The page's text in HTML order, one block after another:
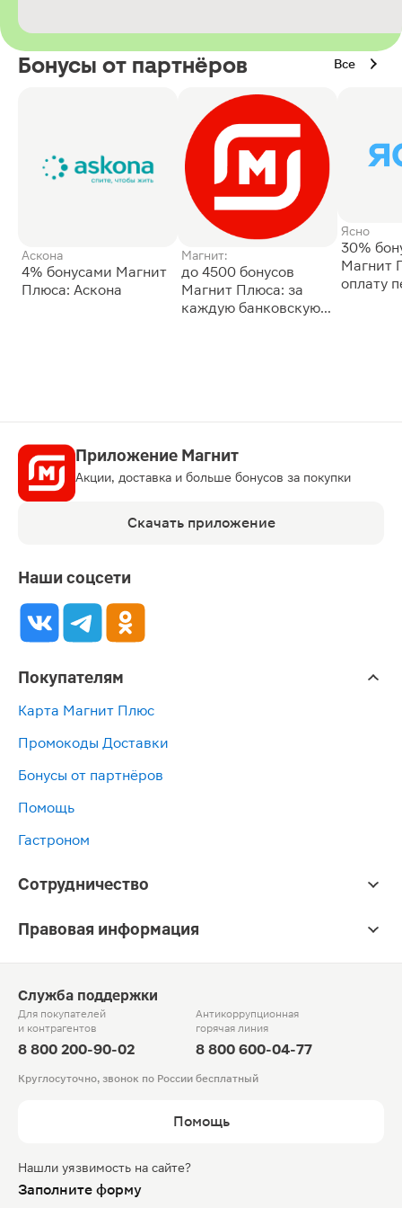
Бонусы от партнёров Все
Аскона
4% бонусами Магнит
Плюса: Аскона
Магнит:
до 4500 бонусов
Магнит Плюса: за
каждую банковскую
Ясно
30%
Магнит
оплату
Приложение Магнит
Акции, доставка и больше бонусов за покупки
Скачать приложение
Наши соцсети
Покупателям
Карта Магнит Плюс
Промокоды Доставки
Бонусы от партнёров
Помощь
Гастроном
Сотрудничество
Правовая информация
Служба поддержки
Для покупателей
и контрагентов
8 800 200-90-02
Антикоррупционная
горячая линия
8 800 600-04-77
Круглосуточно, звонок по России бесплатный
Помощь
Нашли уязвимость на сайте?
Заполните форму